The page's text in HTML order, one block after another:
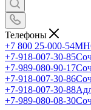
Телефоны
+7 800 25-000-54
+7-918-007-30-85
+7-989-080-90-17
+7-918-007-30-86
+7-918-007-30-88
+7-989-080-08-30